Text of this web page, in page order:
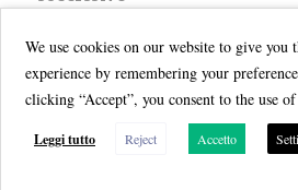
successivo:
We use cookies on our website to give you
experience by remembering your
clicking “Accept”, you consent to the use
Leggi tutto Reject Accetto